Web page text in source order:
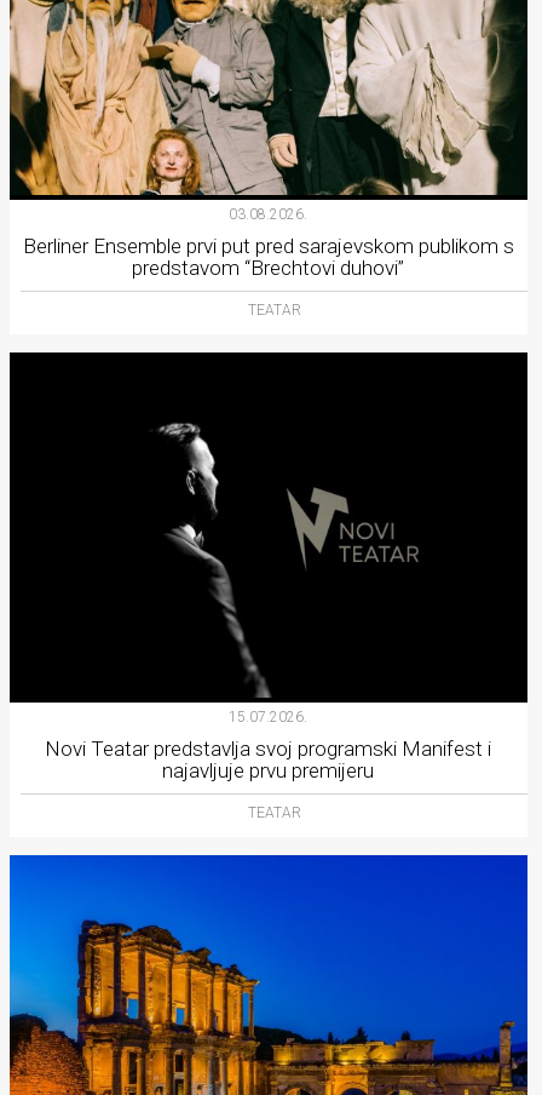
03.08.2026.
Berliner Ensemble prvi put pred sarajevskom publikom s
predstavom “Brechtovi duhovi”
TEATAR
15.07.2026.
Novi Teatar predstavlja svoj programski Manifest i
najavljuje prvu premijeru
TEATAR